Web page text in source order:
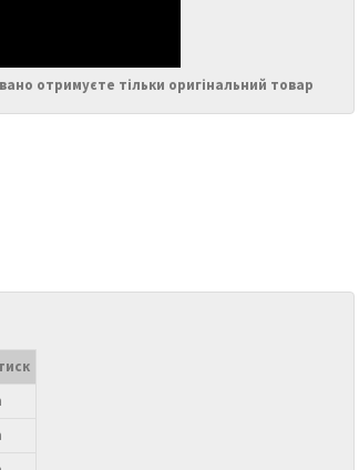
отримуєте тільки оригінальний товар